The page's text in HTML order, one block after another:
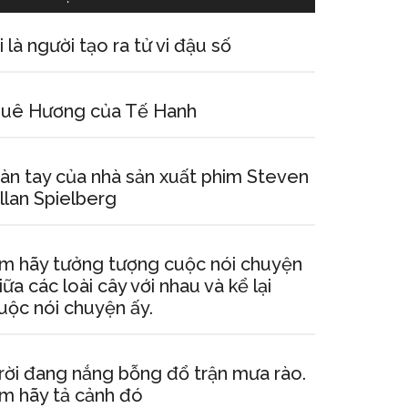
là người tạo ra tử vi đậu số
Hương của Tế Hanh
tay của nhà sản xuất phim Steven
Spielberg
hãy tưởng tượng cuộc nói chuyện
các loài cây với nhau và kể lại
nói chuyện ấy.
đang nắng bỗng đổ trận mưa rào.
hãy tả cảnh đó